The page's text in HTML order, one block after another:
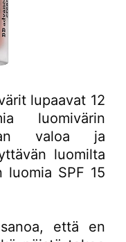
lupaavat 12
luomivärin
valoa ja
luomilta
luomia SPF 15
että en